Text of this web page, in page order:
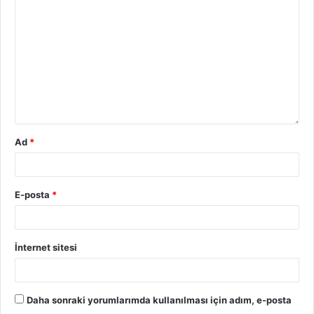
Ad *
E-posta *
İnternet sitesi
Daha sonraki yorumlarımda kullanılması için adım, e-posta